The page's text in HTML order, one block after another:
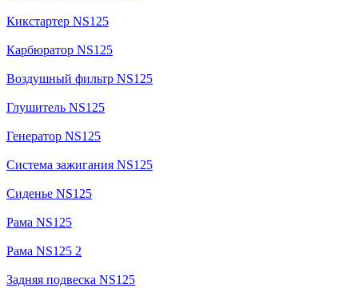
Кикстартер NS125
Карбюратор NS125
Воздушный фильтр NS125
Глушитель NS125
Генератор NS125
Система зажигания NS125
Сиденье NS125
Рама NS125
Рама NS125 2
Задняя подвеска NS125